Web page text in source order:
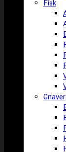
Fisk
Gnaver